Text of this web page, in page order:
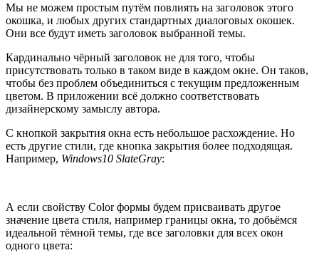
Мы не можем простым путём повлиять на заголовок этого
окошка, и любых других стандартных диалоговых окошек.
Они все будут иметь заголовок выбранной темы.
Кардинально чёрный заголовок не для того, чтобы
присутствовать только в таком виде в каждом окне. Он таков,
чтобы без проблем объединиться с текущим предложенным
цветом. В приложении всё должно соответствовать
дизайнерскому замыслу автора.
С кнопкой закрытия окна есть небольшое расхождение. Но
есть другие стили, где кнопка закрытия более подходящая.
Например, Windows10 SlateGray:
А если свойству Color формы будем присваивать другое
значение цвета стиля, например границы окна, то добьёмся
идеальной тёмной темы, где все заголовки для всех окон
одного цвета: